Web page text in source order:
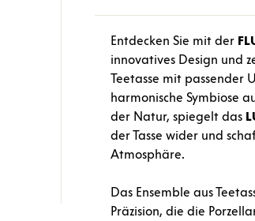
Entdecken Sie mit der
innovatives Design und
Teetasse mit
harmonische Symbiose
der Natur, spiegelt das
der Tasse wider und
Atmosphäre.
Das Ensemble aus
Präzision, die die